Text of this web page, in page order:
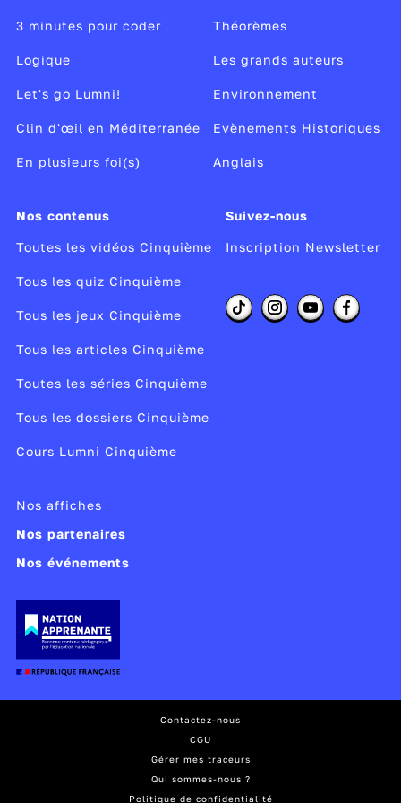
3 minutes pour coder
Logique
Let's go Lumni!
Clin d'œil en Méditerranée
En plusieurs foi(s)
Théorèmes
Les grands auteurs
Environnement
Evènements Historiques
Anglais
Nos contenus
Toutes les vidéos Cinquième
Tous les quiz Cinquième
Tous les jeux Cinquième
Tous les articles Cinquième
Toutes les séries Cinquième
Tous les dossiers Cinquième
Cours Lumni Cinquième
Suivez-nous
Inscription Newsletter
Nos affiches
Nos partenaires
Nos événements
Contactez-nous
CGU
Gérer mes traceurs
Qui sommes-nous ?
Politique de confidentialité